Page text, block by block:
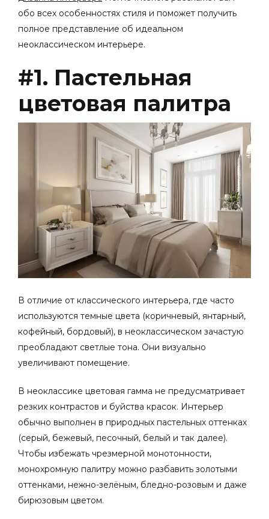
обо всех особенностях стиля и поможет получить
полное представление об идеальном
неоклассическом интерьере.
#1. Пастельная
цветовая палитра
В отличие от классического интерьера, где часто
используются темные цвета (коричневый, янтарный,
кофейный, бордовый), в неоклассическом зачастую
преобладают светлые тона. Они визуально
увеличивают помещение.
В неоклассике цветовая гамма не предусматривает
резких контрастов и буйства красок. Интерьер
обычно выполнен в природных пастельных оттенках
(серый, бежевый, песочный, белый и так далее).
Чтобы избежать чрезмерной монотонности,
монохромную палитру можно разбавить золотыми
оттенками, нежно-зелёным, бледно-розовым и даже
бирюзовым цветом.